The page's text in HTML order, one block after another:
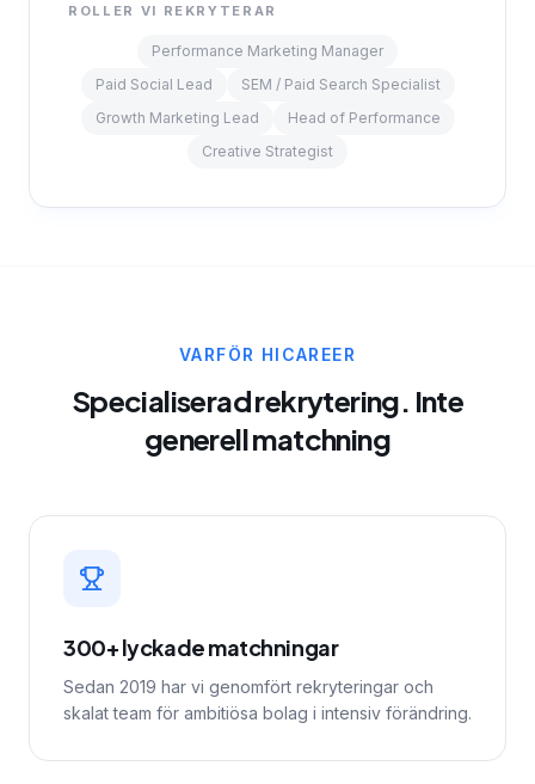
ROLLER VI REKRYTERAR
Performance Marketing Manager
Paid Social Lead
SEM / Paid Search Specialist
Growth Marketing Lead
Head of Performance
Creative Strategist
VARFÖR HICAREER
Specialiserad rekrytering. Inte
generell matchning
300+ lyckade matchningar
Sedan 2019 har vi genomfört rekryteringar och
skalat team för ambitiösa bolag i intensiv förändring.